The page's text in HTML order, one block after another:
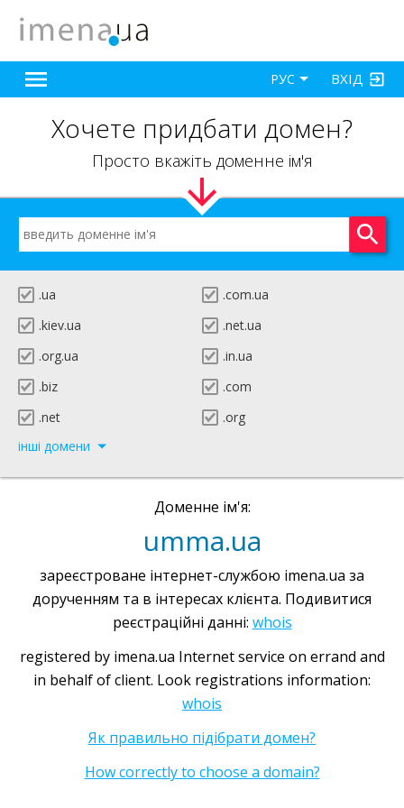
ВХІД
РУС
Хочете придбати домен?
Просто вкажіть доменне ім'я
.ua
.com.ua
.kiev.ua
.net.ua
.org.ua
.in.ua
.biz
.com
.net
.org
інші домени
Доменне ім'я:
umma.ua
зареєстроване інтернет-службою imena.ua за
дорученням та в інтересах клієнта. Подивитися
реєстраційні данні: whois
registered by imena.ua Internet service on errand and
in behalf of client. Look registrations information:
whois
Як правильно підібрати домен?
How correctly to choose a domain?